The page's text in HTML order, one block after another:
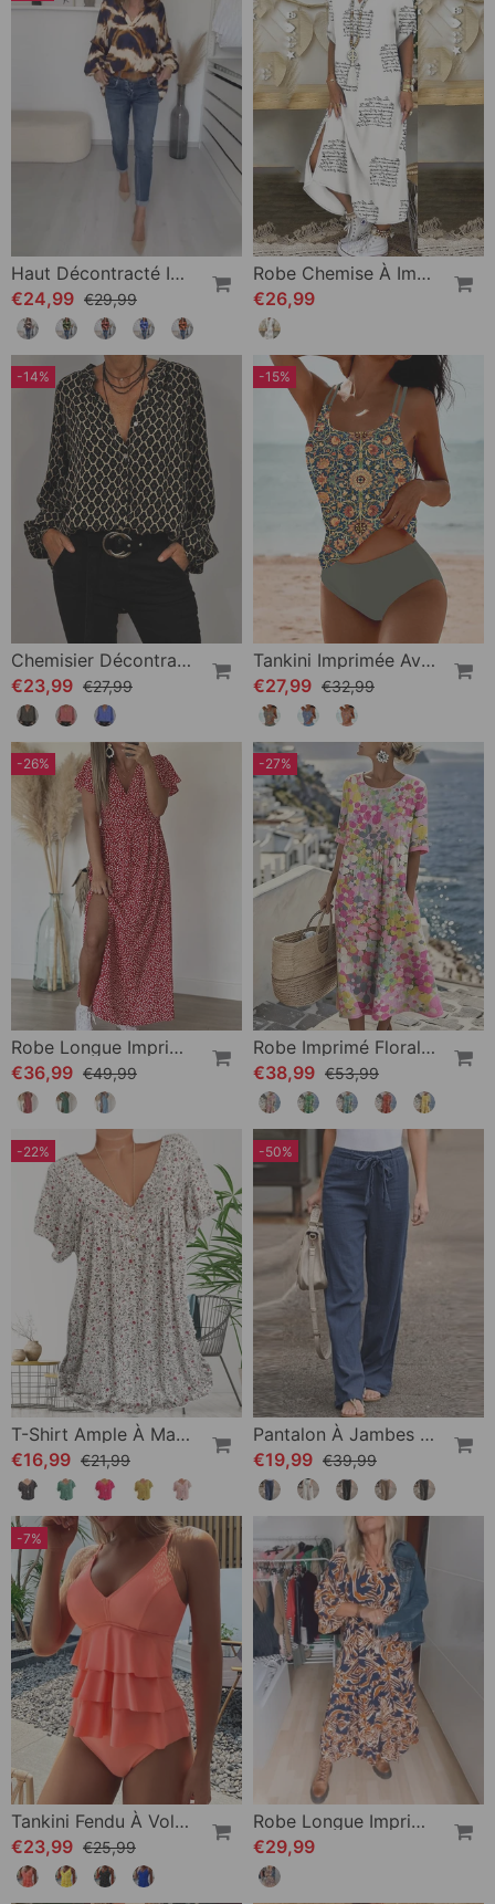
Haut Décontracté Imprimé À Col En V
€24,99 €29,99
Robe Chemise À Imprimé Fendu
€26,99
-14%
Chemisier Décontracté Avec Col En V
€23,99 €27,99
-15%
Tankini Imprimée Avec Double Sangle
€27,99 €32,99
-26%
Robe Longue Imprimée À Encolure En V
€36,99 €49,99
-27%
Robe Imprimé Floral Ample
€38,99 €53,99
-22%
T-Shirt Ample À Manches Courtes Et Col V
€16,99 €21,99
-50%
Pantalon À Jambes Droites Et Taille Élastique
€19,99 €39,99
-7%
Tankini Fendu À Volants De Couleur Unie
€23,99 €25,99
Robe Longue Imprimée À Col En V
€29,99